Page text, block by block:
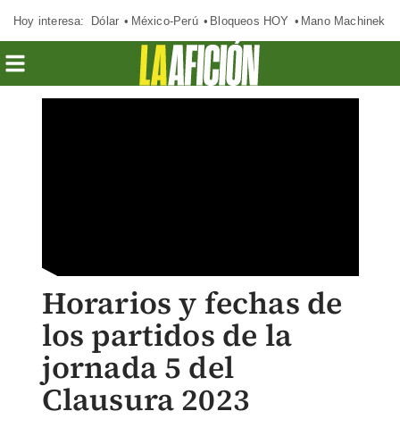
Hoy interesa: Dólar México-Perú Bloqueos HOY Mano Machinek
Horarios y fechas de
los partidos de la
jornada 5 del
Clausura 2023